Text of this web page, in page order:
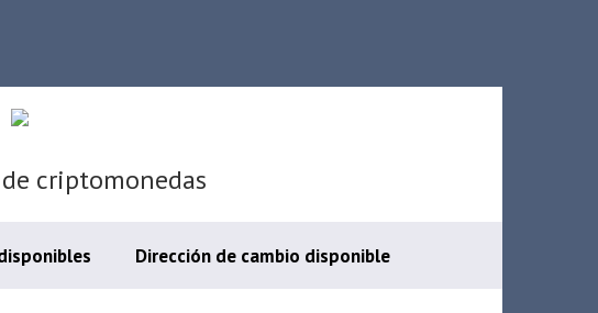
criptomonedas
Dirección de cambio disponible